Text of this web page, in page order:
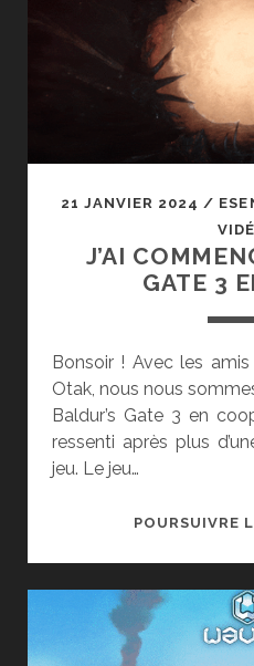
21 JANVIER 2024 /
J’AI
GATE 3
Bonsoir ! Avec les
Otak, nous nous
Baldur’s Gate 3 en
ressenti après plus
jeu. Le jeu…
POURSUIVRE